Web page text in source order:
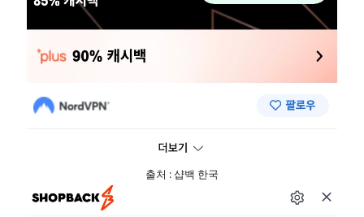
출처 : 샵백 한국